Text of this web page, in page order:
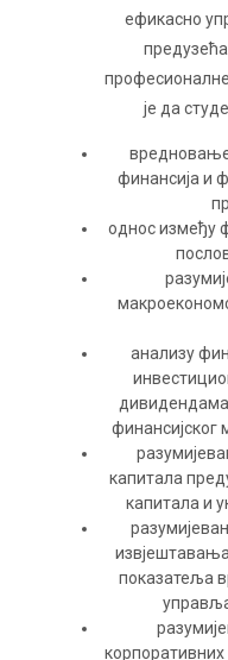
ефикасно
је да
финансија и
однос између
анализу
дивидендама
финансијског
капитала
капитала и
показатеља